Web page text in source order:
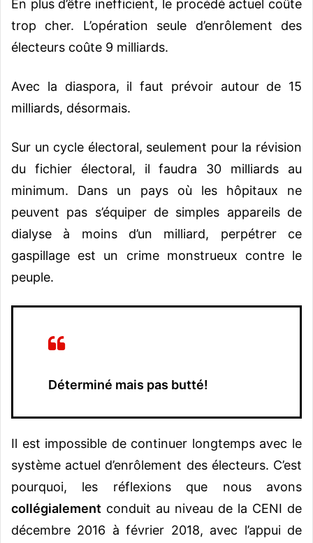
En plus d’être inefficient, le procédé actuel coûte
trop cher. L’opération seule d’enrôlement des
électeurs coûte 9 milliards.
Avec la diaspora, il faut prévoir autour de 15
milliards, désormais.
Sur un cycle électoral, seulement pour la révision
du fichier électoral, il faudra 30 milliards au
minimum. Dans un pays où les hôpitaux ne
peuvent pas s’équiper de simples appareils de
dialyse à moins d’un milliard, perpétrer ce
gaspillage est un crime monstrueux contre le
peuple.
Déterminé mais pas butté!
Il est impossible de continuer longtemps avec le
système actuel d’enrôlement des électeurs. C’est
pourquoi, les réflexions que nous avons
collégialement conduit au niveau de la CENI de
décembre 2016 à février 2018, avec l’appui de